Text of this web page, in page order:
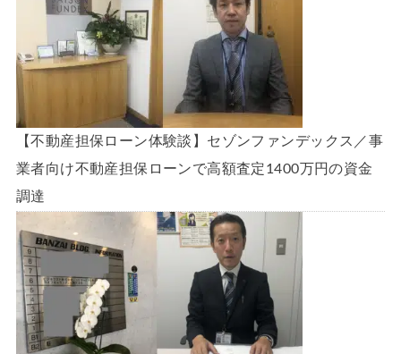
【不動産担保ローン体験談】セゾンファンデックス／事
業者向け不動産担保ローンで高額査定1400万円の資金
調達